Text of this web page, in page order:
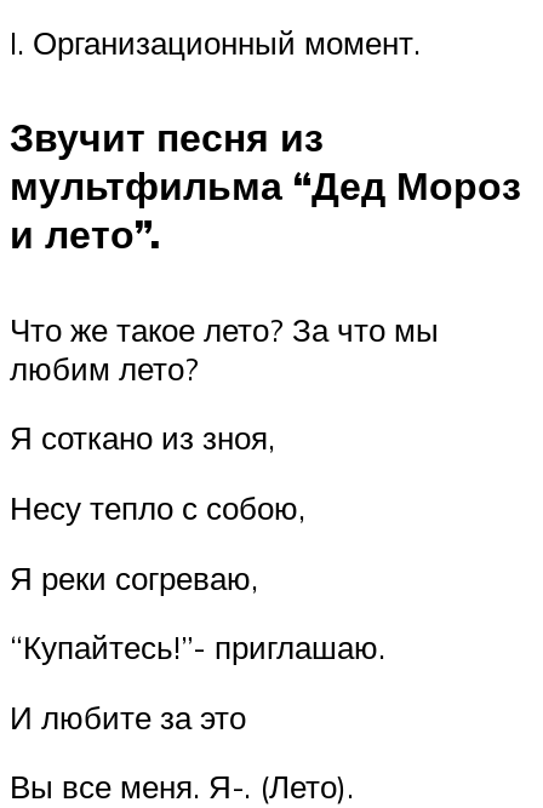
I. Организационный момент.
Звучит песня из
мультфильма “Дед Мороз
и лето”.
Что же такое лето? За что мы
любим лето?
Я соткано из зноя,
Несу тепло с собою,
Я реки согреваю,
“Купайтесь!”- приглашаю.
И любите за это
Вы все меня. Я-. (Лето).